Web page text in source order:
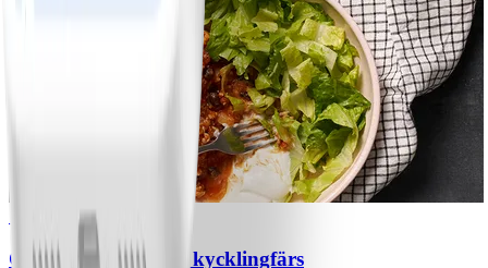
Chili con carne med kycklingfärs